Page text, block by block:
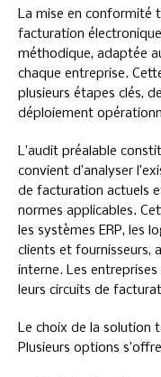
La mise en conformité
facturation
méthodique, adaptée
chaque entreprise.
plusieurs étapes clés,
déploiement
L’audit préalable
convient d’analyser
de facturation actuels
normes applicables.
les systèmes ERP, les
clients et fournisseurs,
interne. Les
leurs circuits de
Le choix de la solution
Plusieurs options